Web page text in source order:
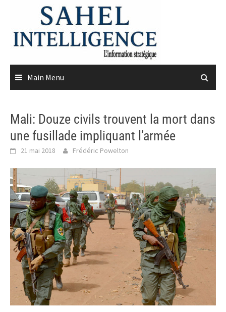
content
Main Menu
Mali: Douze civils trouvent la mort dans
une fusillade impliquant l’armée
21 mai 2018 Frédéric Powelton